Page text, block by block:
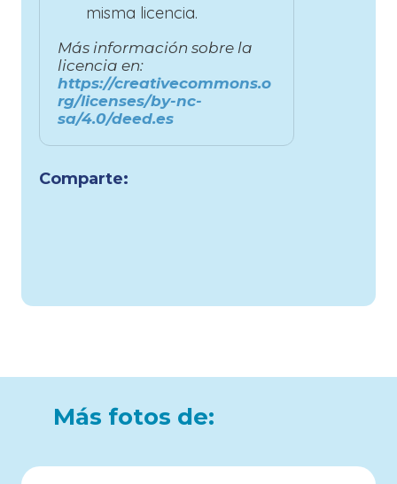
misma licencia.
Más información sobre la
licencia en:
https://creativecommons.o
rg/licenses/by-nc-
sa/4.0/deed.es
Comparte:
Más fotos de: